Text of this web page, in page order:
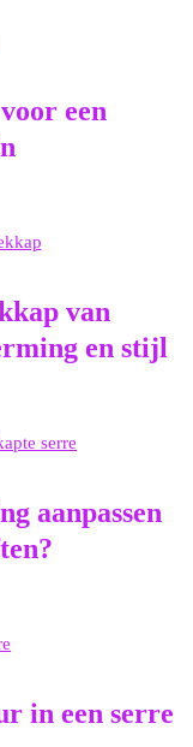
een
van
en stijl
aanpassen
in een serre